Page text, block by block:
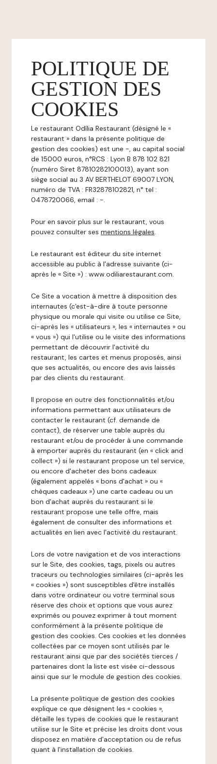
POLITIQUE DE
GESTION DES
COOKIES
Le restaurant Odília Restaurant (désigné le «
restaurant » dans la présente politique de
gestion des cookies) est une -, au capital social
de 15000 euros, n°RCS : Lyon B 878 102 821
(numéro Siret 87810282100013), ayant son
siège social au 3 AV BERTHELOT 69007 LYON,
numéro de TVA : FR32878102821, n° tel :
0478720066, email : -.
Pour en savoir plus sur le restaurant, vous
pouvez consulter ses mentions légales.
Le restaurant est éditeur du site internet
accessible au public à l'adresse suivante (ci-
après le « Site ») : www.odiliarestaurant.com.
Ce Site a vocation à mettre à disposition des
internautes (c'est-à-dire à toute personne
physique ou morale qui visite ou utilise ce Site,
ci-après les « utilisateurs », les « internautes » ou
« vous ») qui l'utilise ou le visite des informations
permettant de découvrir l'activité du
restaurant, les cartes et menus proposés, ainsi
que ses actualités, ou encore des avis laissés
par des clients du restaurant.
Il propose en outre des fonctionnalités et/ou
informations permettant aux utilisateurs de
contacter le restaurant (cf. demande de
contact), de réserver une table auprès du
restaurant et/ou de procéder à une commande
à emporter auprès du restaurant (en « click and
collect ») si le restaurant propose un tel service,
ou encore d'acheter des bons cadeaux
(également appelés « bons d'achat » ou «
chèques cadeaux ») une carte cadeau ou un
bon d'achat auprès du restaurant si le
restaurant propose une telle offre, mais
également de consulter des informations et
actualités en lien avec l'activité du restaurant.
Lors de votre navigation et de vos interactions
sur le Site, des cookies, tags, pixels ou autres
traceurs ou technologies similaires (ci-après les
« cookies ») sont susceptibles d'être installés
dans votre ordinateur ou votre terminal sous
réserve des choix et options que vous aurez
exprimés ou pouvez exprimer à tout moment
conformément à la présente politique de
gestion des cookies. Ces cookies et les données
collectées par ce moyen sont utilisés par le
restaurant ainsi que par des sociétés tierces /
partenaires dont la liste est visée ci-dessous
ainsi que sur le module de gestion des cookies.
La présente politique de gestion des cookies
explique ce que désignent les « cookies »,
détaille les types de cookies que le restaurant
utilise sur le Site et précise les droits dont vous
disposez en matière d'acceptation ou de refus
quant à l'installation de cookies.